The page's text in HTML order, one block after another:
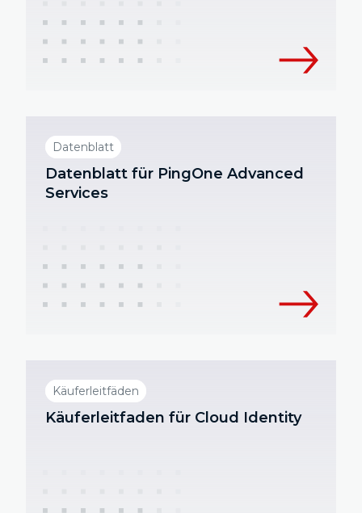
Datenblatt
Datenblatt für PingOne Advanced
Services
Käuferleitfäden
Käuferleitfaden für Cloud Identity